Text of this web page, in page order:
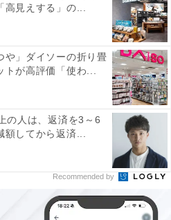
泉のデパート」として名高い
ました。地獄谷から湧き出
見えする」の...
や」ダイソーの折り畳
が高評価「使わ...
の人は、返済を3～6
してから返済...
Recommended by